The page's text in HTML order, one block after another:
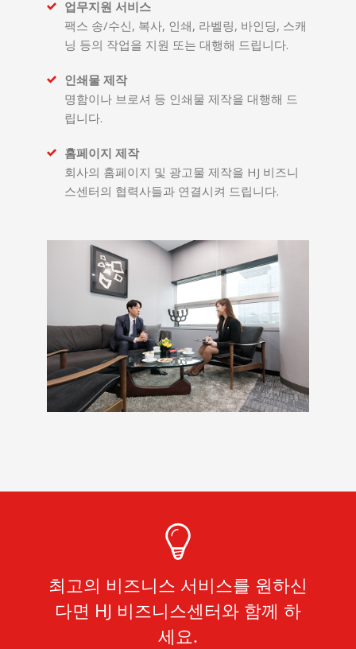
업무지원 서비스
팩스 송/수신, 복사, 인쇄, 라벨링, 바인딩, 스캐
닝 등의 작업을 지원 또는 대행해 드립니다.
인쇄물 제작
명함이나 브로셔 등 인쇄물 제작을 대행해 드
립니다.
홈페이지 제작
회사의 홈페이지 및 광고물 제작을 HJ 비즈니
스센터의 협력사들과 연결시켜 드립니다.
최고의 비즈니스 서비스를 원하신
다면 HJ 비즈니스센터와 함께 하
세요.